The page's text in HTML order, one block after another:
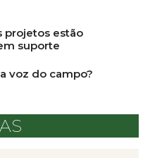
projetos estão
suporte
voz do campo?